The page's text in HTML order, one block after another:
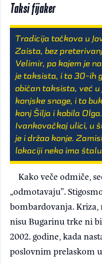
Taksi fijaker
Tradicija točkova u
Zaista, bez
Velimir, po kojem je
je taksista, i to 30-ih
običan taksista, već
konjske snage, i to
konj Šilja i kobila
Ivankovačkoj ulici, u
je i držao konje.
lokaciji neko ima
Kako veče odmiče,
„odmotavaju”.
bombardovanja. Kriza,
nisu Bugarinu trke ni
2002. godine, kada
poslovnim prelaskom